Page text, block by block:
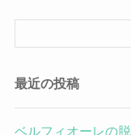
最近の投稿
ベルフィオーレの